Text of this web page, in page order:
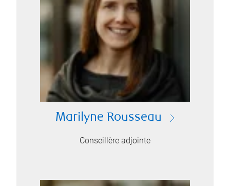
Marilyne Rousseau
Conseillère adjointe